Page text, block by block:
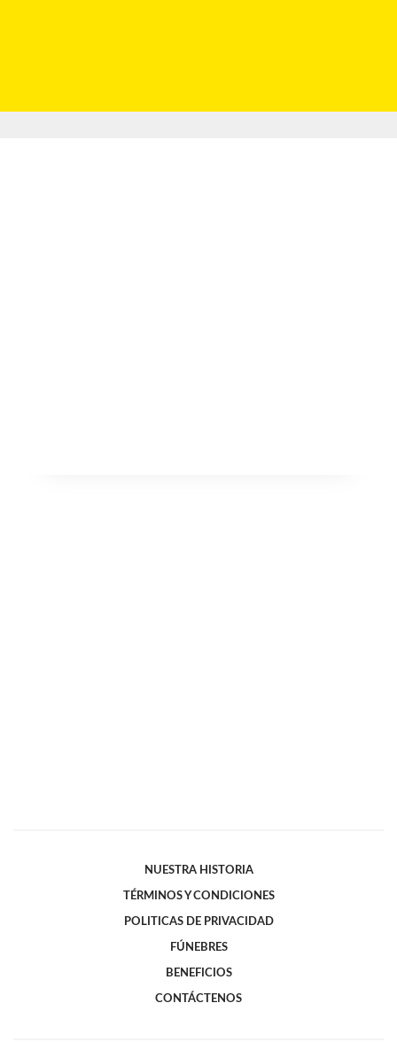
NUESTRA HISTORIA
TÉRMINOS Y CONDICIONES
POLITICAS DE PRIVACIDAD
FÚNEBRES
BENEFICIOS
CONTÁCTENOS